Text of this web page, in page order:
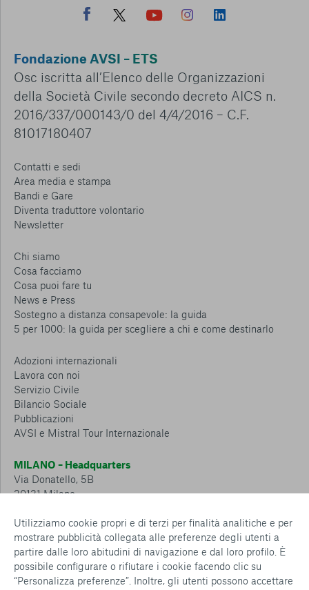
Utilizziamo cookie propri e di terzi per finalità analitiche e per
mostrare pubblicità collegata alle preferenze degli utenti a
partire dalle loro abitudini di navigazione e dal loro profilo. È
possibile configurare o rifiutare i cookie facendo clic su
“Personalizza preferenze”. Inoltre, gli utenti possono accettare
Fondazione AVSI – ETS
Osc iscritta all’Elenco delle Organizzazioni
della Società Civile secondo decreto AICS n.
2016/337/000143/0 del 4/4/2016 – C.F.
81017180407
Contatti e sedi
Area media e stampa
Bandi e Gare
Diventa traduttore volontario
Newsletter
Chi siamo
Cosa facciamo
Cosa puoi fare tu
News e Press
Sostegno a distanza consapevole: la guida
5 per 1000: la guida per scegliere a chi e come destinarlo
Adozioni internazionali
Lavora con noi
Servizio Civile
Bilancio Sociale
Pubblicazioni
AVSI e Mistral Tour Internazionale
MILANO – Headquarters
Via Donatello, 5B
20131 Milano
CESENA – Sostegno a distanza
Via Padre Vicinio da Sarsina, 216
47521 Cesena
Tel.: 0547 360 811